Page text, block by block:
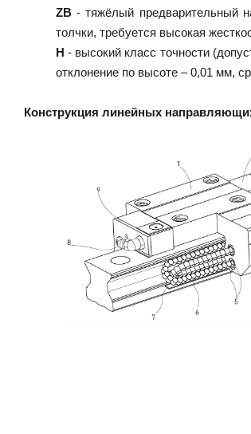
ZB - тяжёлый предварительный
толчки, требуется высокая
H - высокий класс точности
отклонение по высоте – 0,01 мм,
Конструкция линейных